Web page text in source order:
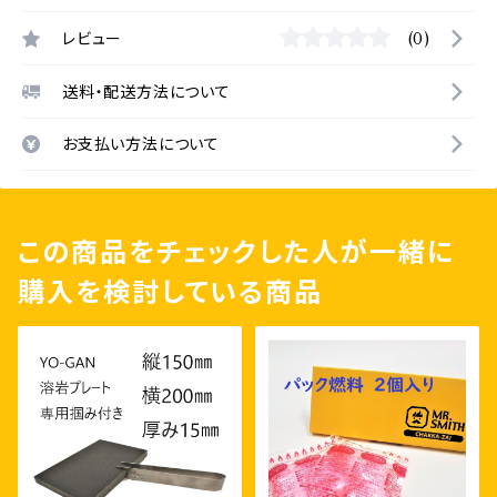
レビュー (0)
送料・配送方法について
お支払い方法について
この商品をチェックした人が一緒に
購入を検討している商品